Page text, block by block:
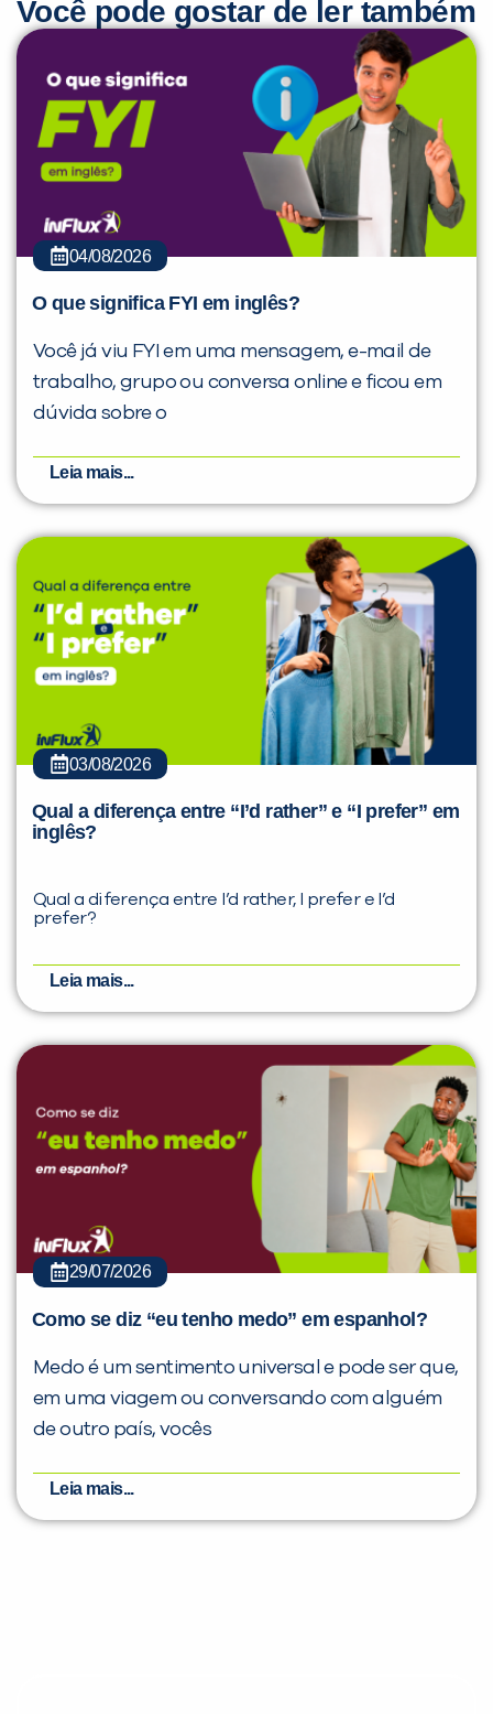
Você pode gostar de ler também
04/08/2026
O que significa FYI em inglês?
Você já viu FYI em uma mensagem, e-mail de
trabalho, grupo ou conversa online e ficou em
dúvida sobre o
Leia mais...
03/08/2026
Qual a diferença entre “I’d rather” e “I prefer” em
inglês?
Qual a diferença entre I’d rather, I prefer e I’d
prefer?
Leia mais...
29/07/2026
Como se diz “eu tenho medo” em espanhol?
Medo é um sentimento universal e pode ser que,
em uma viagem ou conversando com alguém
de outro país, vocês
Leia mais...